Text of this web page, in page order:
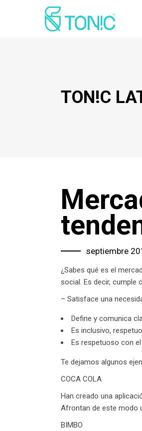
TON!C
septiembre
¿Sabes qué es el
social. Es decir, cumple
– Satisface una
Define y comunica
Es inclusivo,
Es respetuoso con
Te dejamos algunos
COCA COLA
Han creado una
Afrontan de este modo
BIMBO